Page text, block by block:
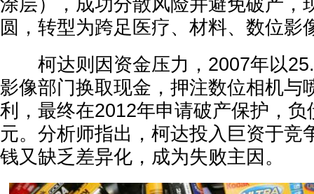
涂层），成功分散风险并避免破产，
圆，转型为跨足医疗、材料、数位影
柯达则因资金压力，2007年以
影像部门换取现金，押注数位相机与
利，最终在2012年申请破产保护，
元。分析师指出，柯达投入巨资于竞
钱又缺乏差异化，成为失败主因。